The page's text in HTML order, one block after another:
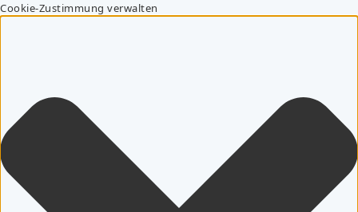
Cookie-Zustimmung verwalten